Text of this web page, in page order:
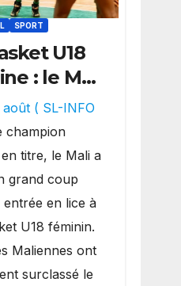
SPORT
U18
: le Mali
un
festival
et
une
défaite
( SL-INFO
champion
en titre, le Mali a
grand coup
en lice à
U18 féminin.
Maliennes ont
surclassé le